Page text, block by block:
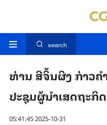
search
ທ່ານ ສີຈິ້ນຜິງ ກ່າວຄ
ປະຊຸມຜູ້ນຳເສດຖະກິ
05:41:45 2025-10-31